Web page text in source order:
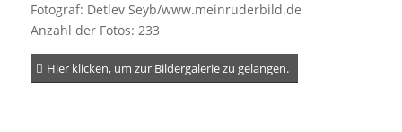
Fotograf: Detlev Seyb/www.meinruderbild.de
Anzahl der Fotos: 233
Hier klicken, um zur Bildergalerie zu gelangen.